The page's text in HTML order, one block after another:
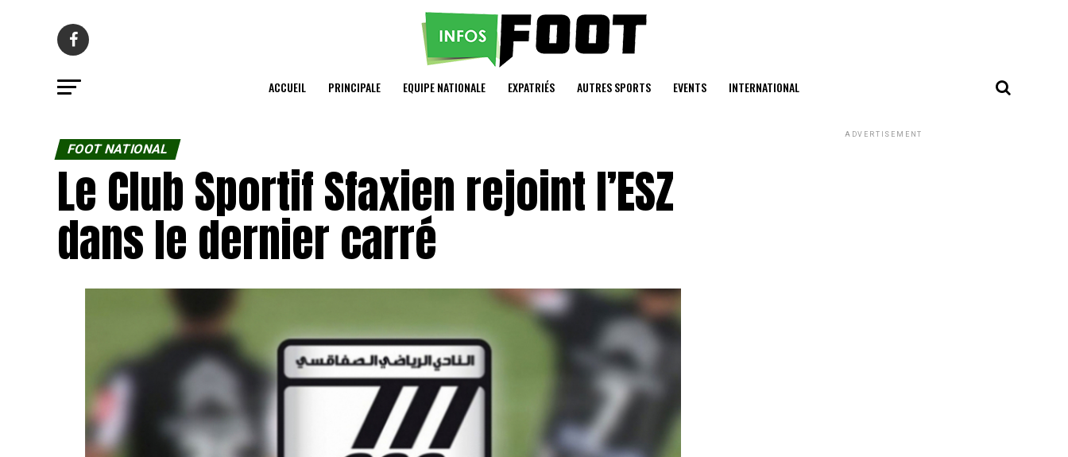
ACCUEIL PRINCIPALE EQUIPE NATIONALE EXPATRIÉS AUTRES SPORTS EVENTS INTERNATIONAL
FOOT NATIONAL
Le Club Sportif Sfaxien rejoint l’ESZ
dans le dernier carré
ADVERTISEMENT